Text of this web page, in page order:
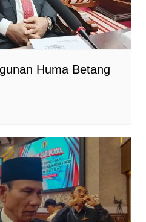
Huma Betang